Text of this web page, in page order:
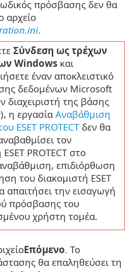
πρόσβασης δεν θα
αρχείο
.
Σύνδεση ως τρέχων
Windows και
έναν αποκλειστικό
δεδομένων Microsoft
διαχειριστή της βάσης
η εργασίαΑναβάθμιση
ESET PROTECTδεν θα
τον
PROTECT στο
επιδιόρθωση
του διακομιστή ESET
απαιτήσει την εισαγωγή
πρόσβασης του
χρήστη τομέα.
Επόμενο. Το
θα επαληθεύσει τη